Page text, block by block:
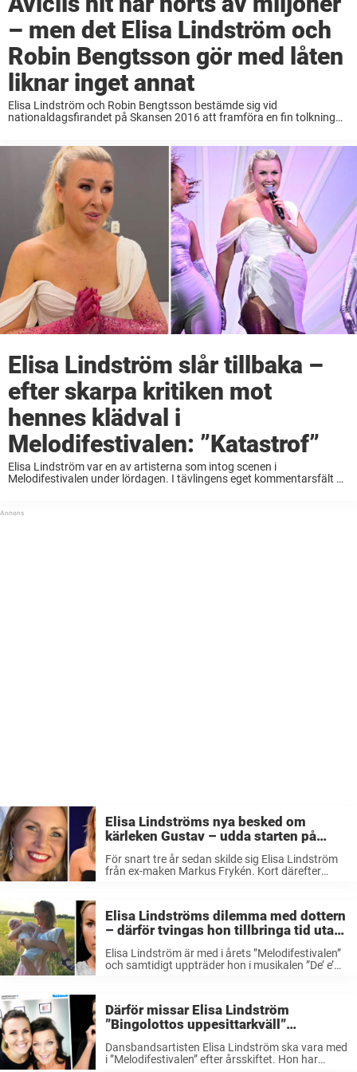
– men det Elisa Lindström och
Robin Bengtsson gör med låten
liknar inget annat
Elisa Lindström och Robin Bengtsson bestämde sig vid
nationaldagsfirandet på Skansen 2016 att framföra en fin tolkning
Elisa Lindström slår tillbaka –
efter skarpa kritiken mot
hennes klädval i
Melodifestivalen: ”Katastrof”
Elisa Lindström var en av artisterna som intog scenen i
Melodifestivalen under lördagen. I tävlingens eget kommentarsfält på
Elisa Lindströms nya besked om
kärleken Gustav – udda starten på
förhållandet: ”Väldigt speciellt”
För snart tre år sedan skilde sig Elisa Lindström
från ex-maken Markus Frykén. Kort därefter
Elisa Lindströms dilemma med dottern
– därför tvingas hon tillbringa tid utan
Elisa Lindström är med i årets ”Melodifestivalen”
och samtidigt uppträder hon i musikalen ”De’ e’
Därför missar Elisa Lindström
”Bingolottos uppesittarkväll”
Dansbandsartisten Elisa Lindström ska vara med
i ”Melodifestivalen” efter årsskiftet. Hon har